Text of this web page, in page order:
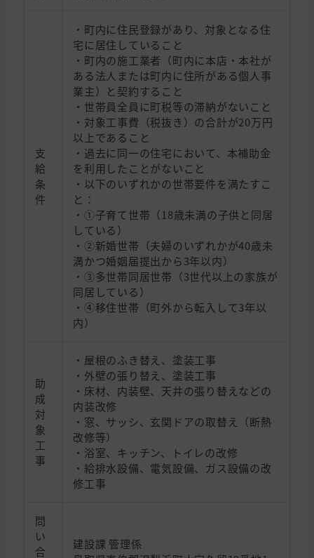
支
給
条
件
・町内に住民登録があり、対象となる住
宅に居住していること
・町内の施工業者（町内に本店・本社が
ある法人または町内に住所がある個人事
業主）と契約すること
・世帯員全員に町税等の滞納がないこと
・対象工事費（税抜き）の合計が20万円
以上であること
・過去に同一の住宅において、本補助金
を利用したことがないこと
・以下のいずれかの世帯要件を満たすこ
と：
・①子育て世帯（18歳未満の子供と同居
している）
・②新婚世帯（夫婦のいずれかが40歳未
満かつ婚姻届提出から3年以内）
・③多世帯同居世帯（3世代以上の家族が
同居している）
・④移住世帯（町外から転入して3年以
内）
助
成
対
象
工
事
・屋根のふき替え、塗装工事
・外壁の張り替え、塗装工事
・床材、内装壁、天井の張り替えなどの
内装改修
・窓、サッシ、玄関ドアの取替え（断熱
改修等）
・浴室、キッチン、トイレの改修
・給排水設備、電気設備、ガス設備の改
修工事
問
い
合
建設課 管理係